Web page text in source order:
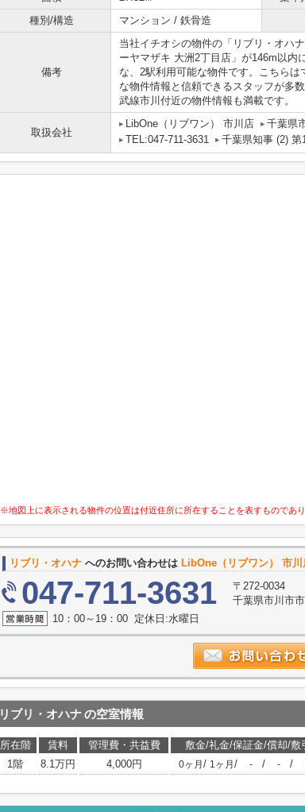
種別/構造
マンション / 鉄骨造
備考
当社イチオシの物件の「リブリ・オハ
ーヤマザキ 大洲2丁目店」が146m以内
な、2駅利用可能な物件です。こちら
な物件情報と信頼できるスタッフが多
武線市川付近の物件情報も満載です。
取扱会社
LibOne（リブワン） 市川店
千葉県
TEL:047-711-3631
千葉県知事 (2) 第
※地図上に表示される物件の位置は付近住所に所在することを表すものであ
リブリ・オハナ へのお問い合わせは LibOne（リブワン） 市川
047-711-3631
〒272-0034
千葉県市川市
10：00～19：00 定休日:水曜日
リブリ・オハナの空室情報
所在階 賃料 管理費・共益費 敷金/礼金/保証金/償却/敷
1階
8.1万円 4,000円 0ヶ月 / 1ヶ月 / - / - /